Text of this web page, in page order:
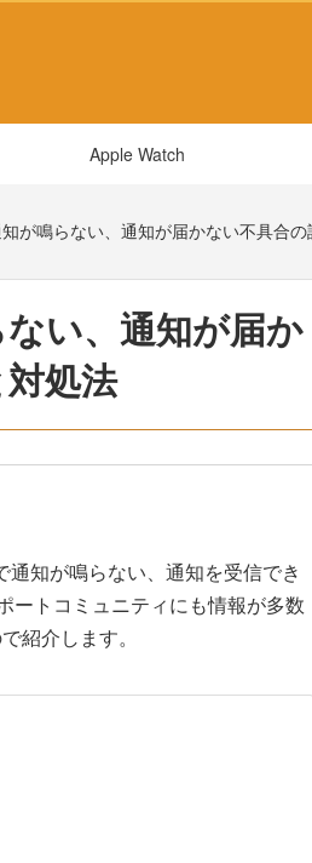
Apple Watch
知が鳴らない、通知が届かない不具合
い、通知が届か
処法
知が鳴らない、通知を受信でき
ートコミュニティにも情報が多数
紹介します。